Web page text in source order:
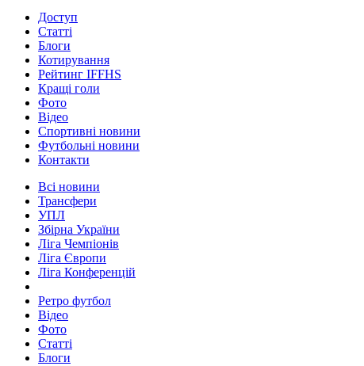
Доступ
Статті
Блоги
Котирування
Рейтинг IFFHS
Кращі голи
Фото
Відео
Спортивні новини
Футбольні новини
Контакти
Всі новини
Трансфери
УПЛ
Збірна України
Ліга Чемпіонів
Ліга Європи
Ліга Конференцій
Ретро футбол
Відео
Фото
Статті
Блоги